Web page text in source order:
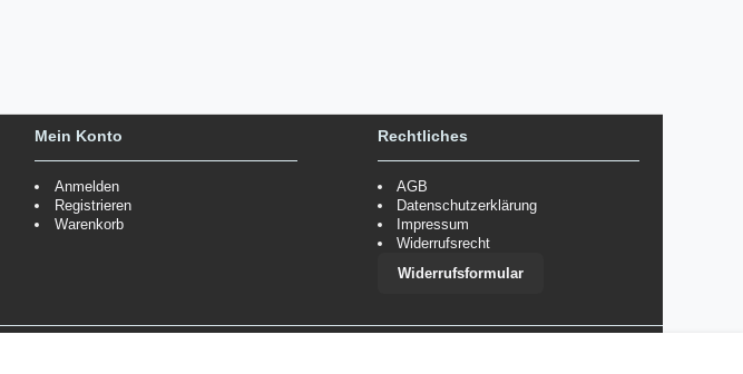
Mein Konto
Anmelden
Registrieren
Warenkorb
Rechtliches
AGB
Datenschutzerklärung
Impressum
Widerrufsrecht
Widerrufsformular